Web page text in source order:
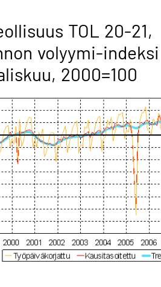
TOL 20-21,
volyymi-indeksi
2000=100